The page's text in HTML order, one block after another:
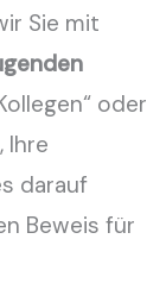
Sie mit
oder
Ihre
darauf
Beweis für